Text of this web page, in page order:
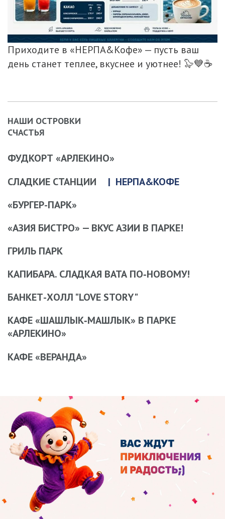
НАШИ ОСТРОВКИ
СЧАСТЬЯ
ФУДКОРТ «АРЛЕКИНО»
СЛАДКИЕ СТАНЦИИ
НЕРПА&КОФЕ
«БУРГЕР-ПАРК»
«АЗИЯ БИСТРО» — ВКУС АЗИИ В ПАРКЕ!
ГРИЛЬ ПАРК
КАПИБАРА. СЛАДКАЯ ВАТА ПО‑НОВОМУ!
БАНКЕТ-ХОЛЛ "LOVE STORY"
КАФЕ «ШАШЛЫК‑МАШЛЫК» В ПАРКЕ
«АРЛЕКИНО»
КАФЕ «ВЕРАНДА»
Приходите в «НЕРПА&Кофе» — пусть ваш
день станет теплее, вкуснее и уютнее! 🦭💙☕️